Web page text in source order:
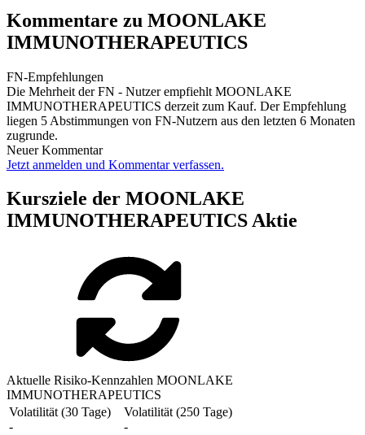
Kommentare zu MOONLAKE
IMMUNOTHERAPEUTICS
FN-Empfehlungen
Die Mehrheit der FN - Nutzer empfiehlt MOONLAKE
IMMUNOTHERAPEUTICS derzeit zum Kauf. Der Empfehlung
liegen 5 Abstimmungen von FN-Nutzern aus den letzten 6 Monaten
zugrunde.
Neuer Kommentar
Jetzt anmelden und Kommentar verfassen.
Kursziele der MOONLAKE
IMMUNOTHERAPEUTICS Aktie
Aktuelle Risiko-Kennzahlen MOONLAKE
IMMUNOTHERAPEUTICS
Volatilität (30 Tage)
-
Volatilität (250 Tage)
-